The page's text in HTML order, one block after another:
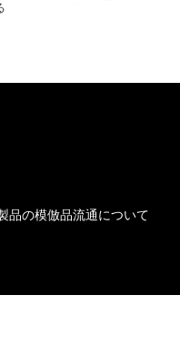
品の模倣品流通について